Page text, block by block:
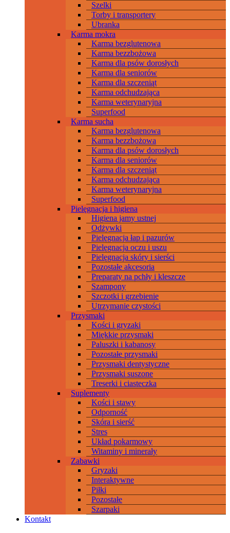
Szelki
Torby i transportery
Ubranka
Karma mokra
Karma bezglutenowa
Karma bezzbożowa
Karma dla psów dorosłych
Karma dla seniorów
Karma dla szczeniąt
Karma odchudzająca
Karma weterynaryjna
Superfood
Karma sucha
Karma bezglutenowa
Karma bezzbożowa
Karma dla psów dorosłych
Karma dla seniorów
Karma dla szczeniąt
Karma odchudzająca
Karma weterynaryjna
Superfood
Pielęgnacja i higiena
Higiena jamy ustnej
Odżywki
Pielęgnacja łap i pazurów
Pielęgnacja oczu i uszu
Pielęgnacja skóry i sierści
Pozostałe akcesoria
Preparaty na pchły i kleszcze
Szampony
Szczotki i grzebienie
Utrzymanie czystości
Przysmaki
Kości i gryzaki
Miękkie przysmaki
Paluszki i kabanosy
Pozostałe przysmaki
Przysmaki dentystyczne
Przysmaki suszone
Treserki i ciasteczka
Suplementy
Kości i stawy
Odporność
Skóra i sierść
Stres
Układ pokarmowy
Witaminy i minerały
Zabawki
Gryzaki
Interaktywne
Piłki
Pozostałe
Szarpaki
Kontakt